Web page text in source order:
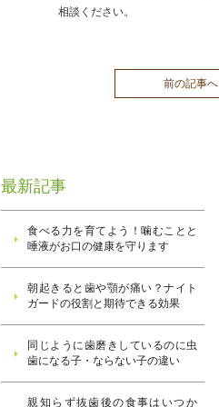
相談ください。
前の記事へ
最新記事
食べる力を育てよう！噛むことと
唾液がお口の健康を守ります
朝起きると歯や顎が痛い？ナイト
ガードの役割と期待できる効果
同じように歯磨きしているのに虫
歯になる子・ならない子の違い
親知らず抜歯後の食事はいつか